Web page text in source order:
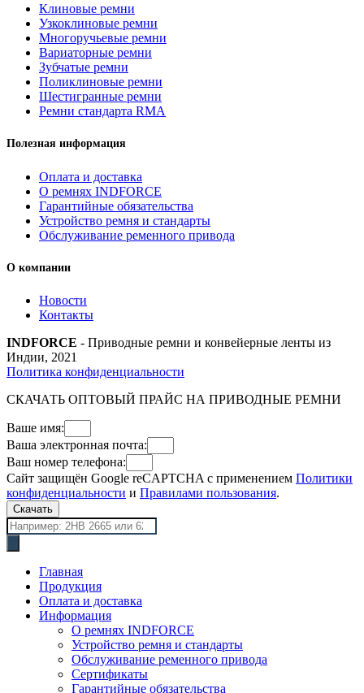
Клиновые ремни
Узкоклиновые ремни
Многоручьевые ремни
Вариаторные ремни
Зубчатые ремни
Поликлиновые ремни
Шестигранные ремни
Ремни стандарта RMA
Полезная информация
Оплата и доставка
О ремнях INDFORCE
Гарантийные обязательства
Устройство ремня и стандарты
Обслуживание ременного привода
О компании
Новости
Контакты
INDFORCE - Приводные ремни и конвейерные ленты из
Индии, 2021
Политика конфиденциальности
СКАЧАТЬ ОПТОВЫЙ ПРАЙС НА ПРИВОДНЫЕ РЕМНИ
Ваше имя:
Ваша электронная почта:
Ваш номер телефона:
Сайт защищён Google reCAPTCHA с применением Политики
конфиденциальности и Правилами пользования.
Скачать
Поиск
товаров
Главная
Продукция
Оплата и доставка
Информация
О ремнях INDFORCE
Устройство ремня и стандарты
Обслуживание ременного привода
Сертификаты
Гарантийные обязательства